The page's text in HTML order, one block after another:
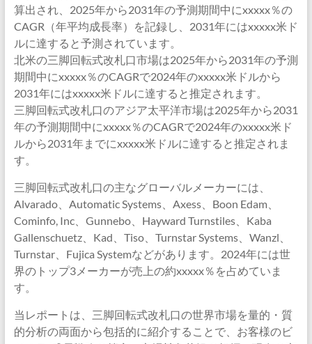
算出され、2025年から2031年の予測期間中にxxxxx％の
CAGR（年平均成長率）を記録し、2031年にはxxxxx米ド
ルに達すると予測されています。
北米の三脚回転式改札口市場は2025年から2031年の予測
期間中にxxxxx％のCAGRで2024年のxxxxx米ドルから
2031年にはxxxxx米ドルに達すると推定されます。
三脚回転式改札口のアジア太平洋市場は2025年から2031
年の予測期間中にxxxxx％のCAGRで2024年のxxxxx米ド
ルから2031年までにxxxxx米ドルに達すると推定されま
す。
三脚回転式改札口の主なグローバルメーカーには、
Alvarado、Automatic Systems、Axess、Boon Edam、
Cominfo, Inc、Gunnebo、Hayward Turnstiles、Kaba
Gallenschuetz、Kad、Tiso、Turnstar Systems、Wanzl、
Turnstar、Fujica Systemなどがあります。2024年には世
界のトップ3メーカーが売上の約xxxxx％を占めていま
す。
当レポートは、三脚回転式改札口の世界市場を量的・質
的分析の両面から包括的に紹介することで、お客様のビ